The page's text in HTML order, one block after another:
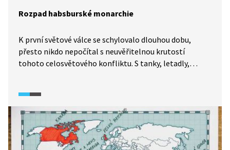
Rozpad habsburské monarchie
K první světové válce se schylovalo dlouhou dobu,
přesto nikdo nepočítal s neuvěřitelnou krutostí
tohoto celosvětového konfliktu. S tanky, letadly,
konflikt ukončit, zabránit rozpadu monarchie
nedokázal.